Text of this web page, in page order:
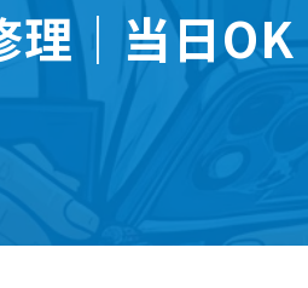
｜当日OK